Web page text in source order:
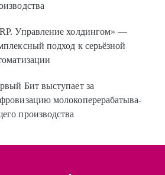
Управление холдингом» —
подход к серьёз­ной
Бит выступает за
молоко­пере­раба­ты­ва­
производства